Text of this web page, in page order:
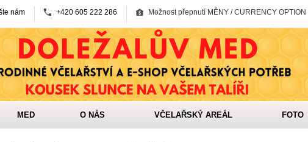
nám +420 605 222 286 Možnost přepnutí MĚNY / CURRENCY OPTION
MED O NÁS VČELAŘSKÝ AREÁL FOTO